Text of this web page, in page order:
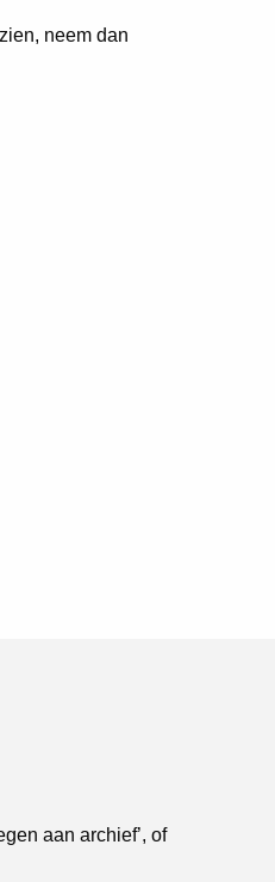
neem dan
aan archief’, of